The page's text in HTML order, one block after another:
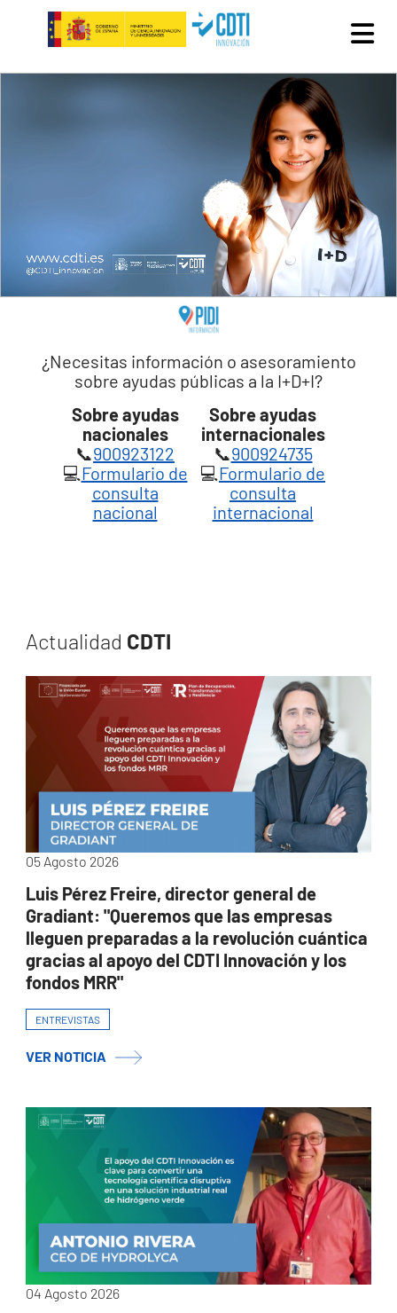
Pasar al contenido principal
¿Necesitas información o asesoramiento
sobre ayudas públicas a la I+D+I?
Sobre ayudas
nacionales
Sobre ayudas
internacionales
📞900923122 📞900924735
💻Formulario de
consulta
nacional
💻Formulario de
consulta
internacional
Actualidad CDTI
05 Agosto 2026
Luis Pérez Freire, director general de
Gradiant: "Queremos que las empresas
lleguen preparadas a la revolución cuántica
gracias al apoyo del CDTI Innovación y los
fondos MRR"
ENTREVISTAS
VER NOTICIA
04 Agosto 2026